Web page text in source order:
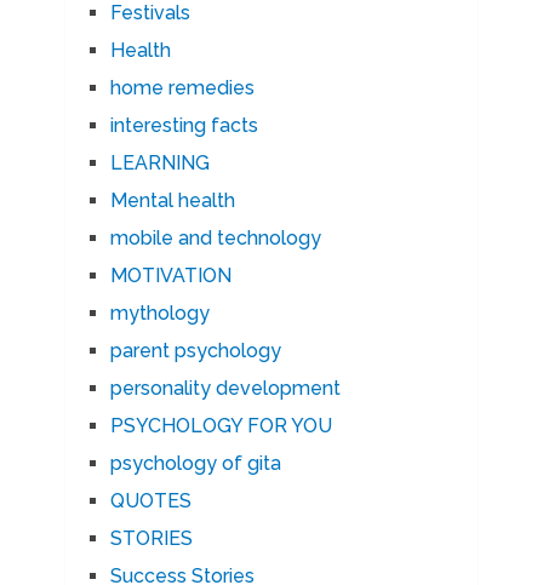
Festivals
Health
home remedies
interesting facts
LEARNING
Mental health
mobile and technology
MOTIVATION
mythology
parent psychology
personality development
PSYCHOLOGY FOR YOU
psychology of gita
QUOTES
STORIES
Success Stories